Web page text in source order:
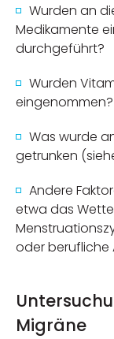
Wurden an
Medikamente
durchgeführt?
Wurden
eingenommen?
Was wurde
getrunken
Andere
etwa das
oder berufliche
Migräne